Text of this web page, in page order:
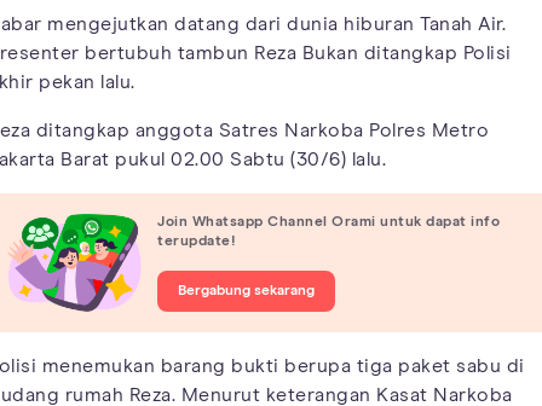
mengejutkan datang dari dunia hiburan Tanah Air.
bertubuh tambun Reza Bukan ditangkap Polisi
pekan lalu.
ditangkap anggota Satres Narkoba Polres Metro
Barat pukul 02.00 Sabtu (30/6) lalu.
Join Whatsapp Channel Orami untuk dapat info
terupdate!
Bergabung sekarang
menemukan barang bukti berupa tiga paket sabu di
rumah Reza. Menurut keterangan Kasat Narkoba